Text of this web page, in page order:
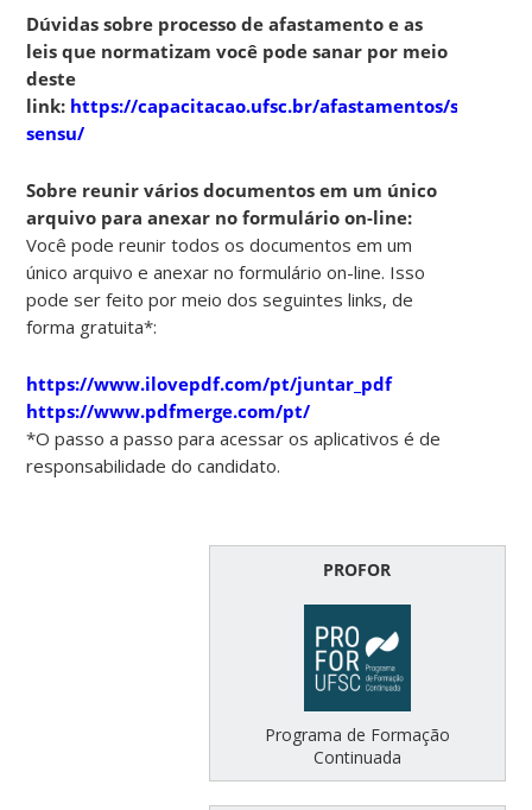
Dúvidas sobre processo de afastamento e as
leis que normatizam você pode sanar por meio
deste
link: https://capacitacao.ufsc.br/afastamentos/stricto-
sensu/
Sobre reunir vários documentos em um único
arquivo para anexar no formulário on-line:
Você pode reunir todos os documentos em um
único arquivo e anexar no formulário on-line. Isso
pode ser feito por meio dos seguintes links, de
forma gratuita*:
https://www.ilovepdf.com/pt/juntar_pdf
https://www.pdfmerge.com/pt/
*O passo a passo para acessar os aplicativos é de
responsabilidade do candidato.
PROFOR
Programa de Formação
Continuada